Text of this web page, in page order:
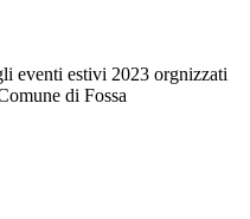
eventi estivi 2023 orgnizzati
di Fossa